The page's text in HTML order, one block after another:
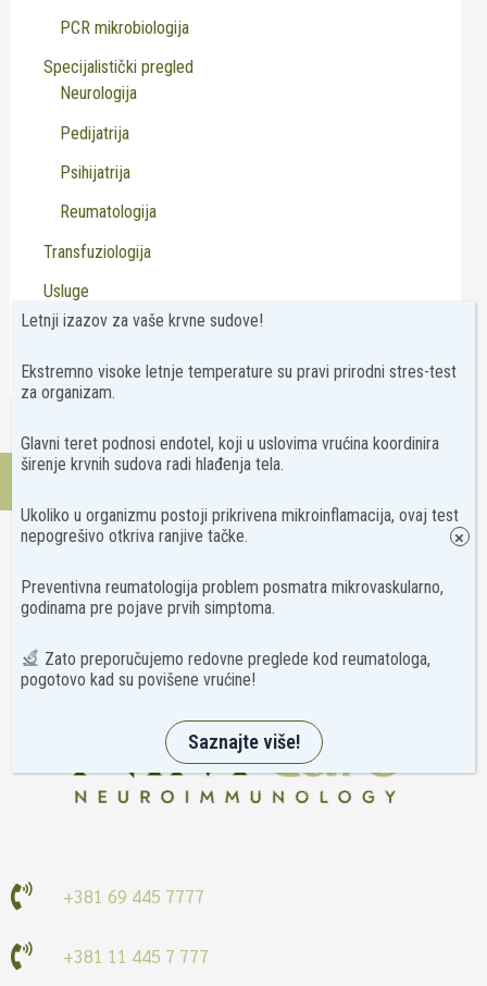
PCR mikrobiologija
Specijalistički pregled
Neurologija
Pedijatrija
Psihijatrija
Reumatologija
Transfuziologija
Usluge
Virusologija
Kontakt
+381 69 445 7777
+381 11 445 7 777
Letnji izazov za vaše krvne sudove!
Ekstremno visoke letnje temperature su pravi prirodni stres-test
za organizam.
Glavni teret podnosi endotel, koji u uslovima vrućina koordinira
širenje krvnih sudova radi hlađenja tela.
Ukoliko u organizmu postoji prikrivena mikroinflamacija, ovaj test
nepogrešivo otkriva ranjive tačke.
Preventivna reumatologija problem posmatra mikrovaskularno,
godinama pre pojave prvih simptoma.
Zato preporučujemo redovne preglede kod reumatologa,
pogotovo kad su povišene vrućine!
Saznajte više!
×